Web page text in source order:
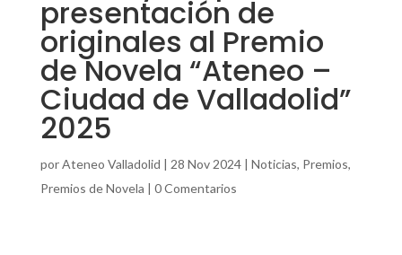
presentación de
originales al Premio
de Novela “Ateneo –
Ciudad de Valladolid”
2025
porAteneo Valladolid | 28 Nov 2024| Noticias, Premios,
Premios de Novela | 0 Comentarios